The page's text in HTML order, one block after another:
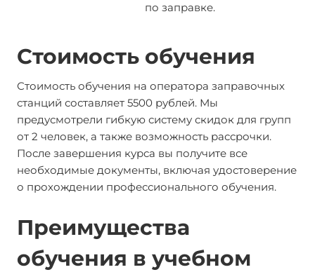
по заправке.
Стоимость обучения
Стоимость обучения на оператора заправочных
станций составляет 5500 рублей. Мы
предусмотрели гибкую систему скидок для групп
от 2 человек, а также возможность рассрочки.
После завершения курса вы получите все
необходимые документы, включая удостоверение
о прохождении профессионального обучения.
Преимущества
обучения в учебном